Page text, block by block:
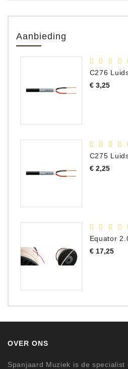
Aanbieding
€ 3,25Prijs
€ 2,25Prijs
€ 17,25Prijs
OVER ONS
Spanjaard Muziek is de specialist